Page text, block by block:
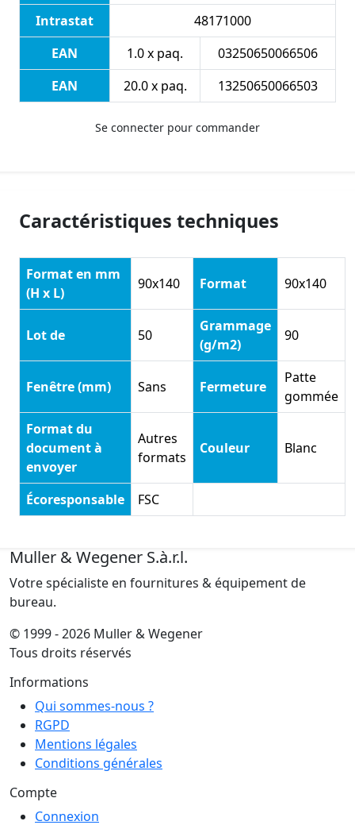
Intrastat
48171000
EAN
1.0 x paq.
03250650066506
EAN
20.0 x paq. 13250650066503
Se connecter pour commander
Caractéristiques techniques
Format en mm
(H x L)
90x140 Format 90x140
Lot de 50
Grammage
(g/m2)
90
Fenêtre (mm) Sans Fermeture
Patte
gommée
Format du
document à
envoyer
Autres
formats
Couleur Blanc
Écoresponsable FSC
Muller & Wegener S.à.r.l.
Votre spécialiste en fournitures & équipement de
bureau.
© 1999 - 2026 Muller & Wegener
Tous droits réservés
Informations
Qui sommes-nous ?
RGPD
Mentions légales
Conditions générales
Compte
Connexion